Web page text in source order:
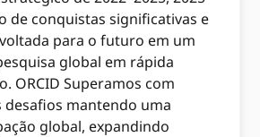
de conquistas significativas e
para o futuro em um
global em rápida
ORCID Superamos com
desafios mantendo uma
global, expandindo